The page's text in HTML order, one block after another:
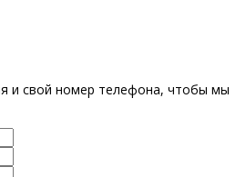
и свой номер телефона, чтобы мы